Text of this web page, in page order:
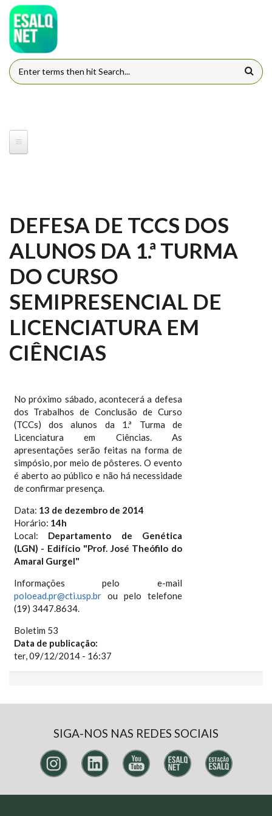
Pular para o conteúdo principal
FORMULÁRIO DE BUSCA
DEFESA DE TCCS DOS
ALUNOS DA 1.ª TURMA
DO CURSO
SEMIPRESENCIAL DE
LICENCIATURA EM
CIÊNCIAS
No próximo sábado, acontecerá a defesa
dos Trabalhos de Conclusão de Curso
(TCCs) dos alunos da 1.ª Turma de
Licenciatura em Ciências. As
apresentações serão feitas na forma de
simpósio, por meio de pôsteres. O evento
é aberto ao público e não há necessidade
de confirmar presença.
Data: 13 de dezembro de 2014
Horário: 14h
Local: Departamento de Genética
(LGN) - Edifício "Prof. José Theófilo do
Amaral Gurgel"
Informações pelo e-mail
poloead.pr@cti.usp.brou pelo telefone
(19) 3447.8634.
Boletim 53
Data de publicação:
ter, 09/12/2014 - 16:37
SIGA-NOS NAS REDES SOCIAIS